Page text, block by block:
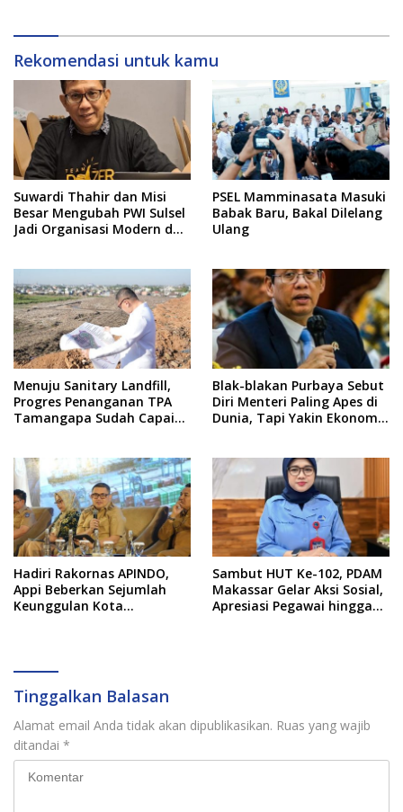
Rekomendasi untuk kamu
Suwardi Thahir dan Misi
Besar Mengubah PWI Sulsel
Jadi Organisasi Modern dan
PSEL Mamminasata Masuki
Babak Baru, Bakal Dilelang
Ulang
Menuju Sanitary Landfill,
Progres Penanganan TPA
Tamangapa Sudah Capai
Blak-blakan Purbaya Sebut
Diri Menteri Paling Apes di
Dunia, Tapi Yakin Ekonomi
Hadiri Rakornas APINDO,
Appi Beberkan Sejumlah
Keunggulan Kota
Sambut HUT Ke-102, PDAM
Makassar Gelar Aksi Sosial,
Apresiasi Pegawai hingga
Tinggalkan Balasan
Alamat email Anda tidak akan dipublikasikan. Ruas yang wajib
ditandai *